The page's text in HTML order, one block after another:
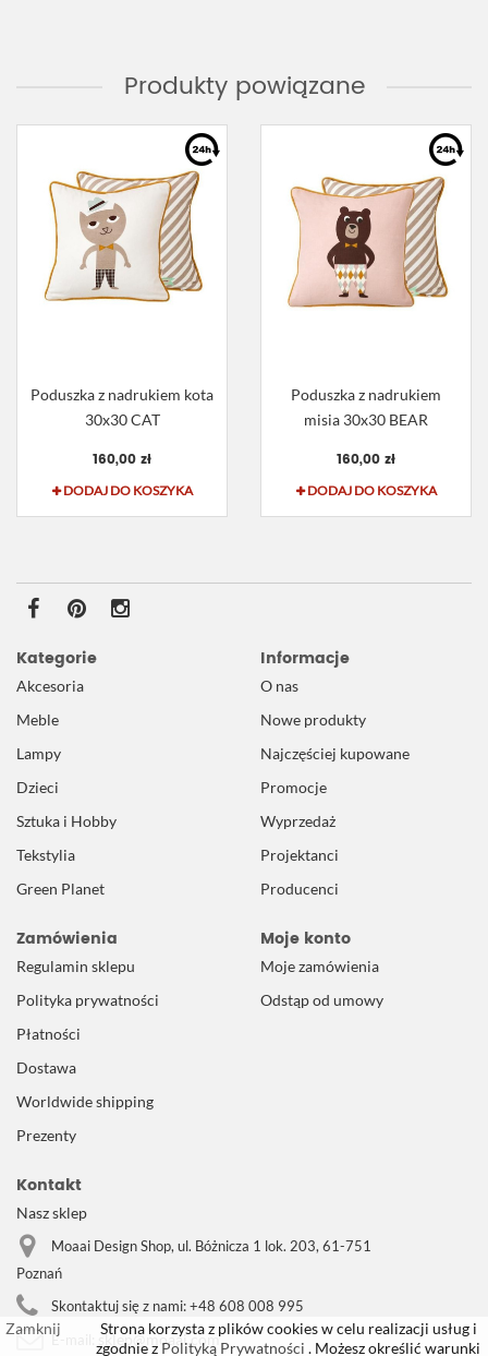
Produkty powiązane
Poduszka z nadrukiem kota
30x30 CAT
160,00 zł
DODAJ DO KOSZYKA
Poduszka z nadrukiem
misia 30x30 BEAR
160,00 zł
DODAJ DO KOSZYKA
Kategorie
Akcesoria
Meble
Lampy
Dzieci
Sztuka i Hobby
Tekstylia
Green Planet
Informacje
O nas
Nowe produkty
Najczęściej kupowane
Promocje
Wyprzedaż
Projektanci
Producenci
Zamówienia
Regulamin sklepu
Polityka prywatności
Płatności
Dostawa
Worldwide shipping
Prezenty
Moje konto
Moje zamówienia
Odstąp od umowy
Kontakt
Nasz sklep
Moaai Design Shop, ul. Bóżnicza 1 lok. 203, 61-751
Poznań
Skontaktuj się z nami:+48 608 008 995
E-mail:
sklep@moaai.com
Zamknij
Strona korzysta z plików cookies w celu realizacji usług i
zgodnie z Polityką Prywatności . Możesz określić warunki